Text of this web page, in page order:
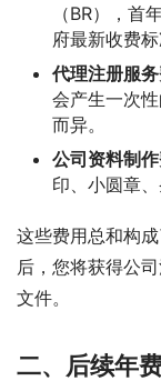
（BR），首
府最新收费标
代理注册服
会产生一次
而异。
公司资料制
印、小圆章
这些费用总和构
后，您将获得公
文件。
二、后续年